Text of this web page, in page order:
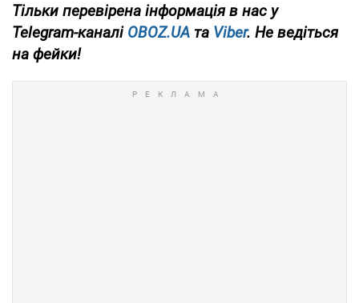
Тільки перевірена інформація в нас у
Telegram-каналі OBOZ.UA та Viber. Не ведіться
на фейки!